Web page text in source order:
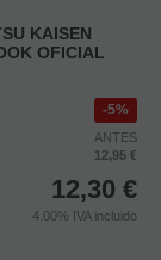
KAISEN
OFICIAL
5%
ANTES
12,95 €
12,30 €
4.00% IVA incluido